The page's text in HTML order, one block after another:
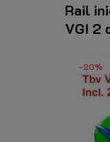
Rail
VGI 2
-20%